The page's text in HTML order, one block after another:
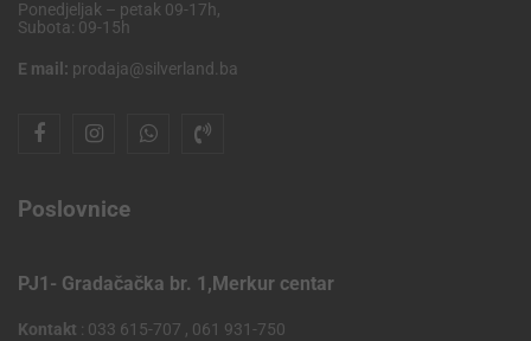
Ponedjeljak – petak 09-17h,
Subota: 09-15h
E mail: prodaja@silverland.ba
Poslovnice
PJ1- Gradačačka br. 1,Merkur centar
Kontakt : 033 615-707 , 061 931-750